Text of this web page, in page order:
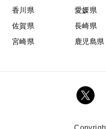
香川県
愛媛県
佐賀県
長崎県
宮崎県
鹿児島県